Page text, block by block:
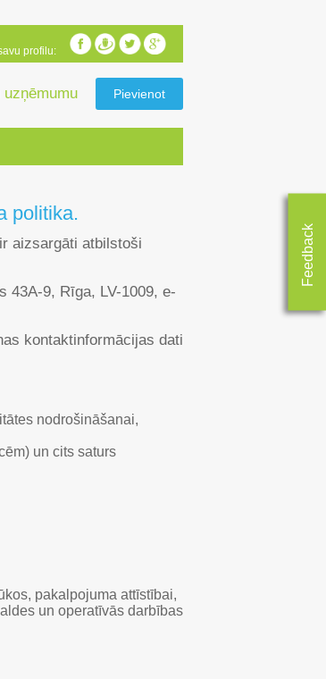
profilu:
uzņēmumu Pievienot
Feedback
politika.
aizsargāti atbilstoši
43A-9, Rīga, LV-1009, e-
kontaktinformācijas dati
nodrošināšanai,
un cits saturs
pakalpojuma attīstībai,
un operatīvās darbības